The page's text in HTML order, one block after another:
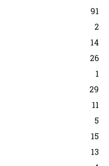
91
2
14
26
1
29
11
5
15
13